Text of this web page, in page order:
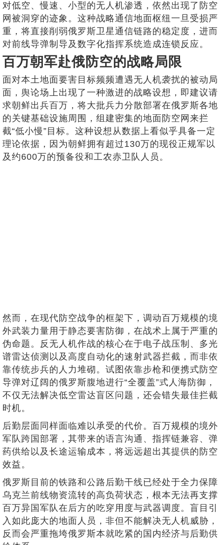
对低空、慢速、小型的无人机渗透，依然出现了防空
网被洞穿的迹象。这种战略通信地面枢纽一旦受损严
重，将直接削弱俄罗斯卫星通信链路的稳定度，进而
对前线导弹制导及数字化指挥系统造成连锁反应。
百万朝军赴俄防空的战略局限
面对本土地面要害目标频频遭遇无人机袭扰的被动局
面，舆论场上出现了一种激进的战略设想，即建议请
求朝鲜出兵百万，将大批兵力分散部署在俄罗斯各地
的关键基础设施周围，组建密集的地面防空网来拦
截“低小慢”目标。这种设想从数据上看似乎具备一定
理论依据，因为朝鲜拥有超过130万的现役正规军以
及约600万的预备役和工农赤卫队人员。
然而，在现代防空战争的框架下，调动百万规模的境
外武装力量用于静态要害防御，在战术上属于严重的
伪命题。反无人机作战的核心在于电子战压制、多光
谱雷达侦测以及高度自动化的速射武器拦截，而非依
靠传统步兵的人力堆砌。试图依靠步枪和便携式防空
导弹对辽阔的俄罗斯腹地进行“全覆盖”式人海防御，
不仅无法解决低空雷达盲区问题，还会错失最佳拦截
时机。
后勤层面同样面临难以承受的代价。百万规模的境外
军队跨国部署，其带来的语言沟通、指挥链兼容、弹
药供给以及长途运输成本，将远远超出其提供的防空
效益。
俄罗斯目前的铁路和公路后勤干线已经处于全力保障
乌克兰前线物资流转的高负荷状态，根本无法再支撑
百万异国军队在后方的吃穿用度与武器调度。盲目引
入如此庞大的地面人员，非但不能解决无人机威胁，
反而会严重拖垮俄罗斯本就吃紧的国内经济与后勤供